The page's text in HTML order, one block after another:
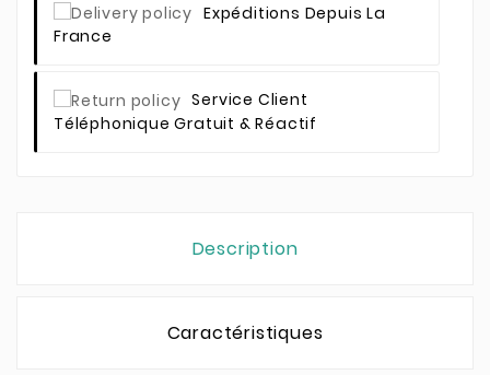
Expéditions Depuis La
France
Service Client
Téléphonique Gratuit & Réactif
Description
Caractéristiques